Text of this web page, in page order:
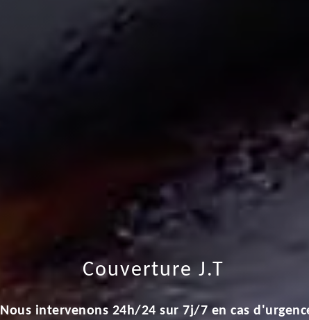
Couverture J.T
Nous intervenons 24h/24 sur 7j/7 en cas